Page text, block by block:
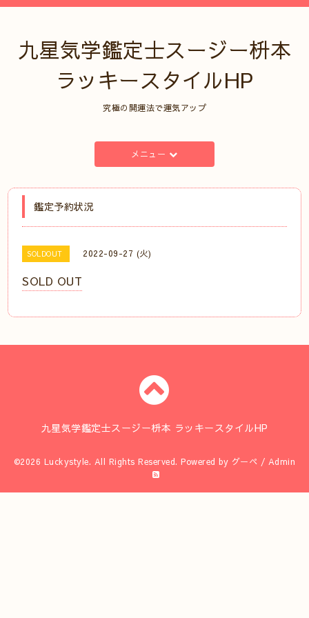
九星気学鑑定士スージー枡本
ラッキースタイルHP
究極の開運法で運気アップ
メニュー
鑑定予約状況
SOLDOUT 2022-09-27 (火)
SOLD OUT
九星気学鑑定士スージー枡本 ラッキースタイルHP
©2026 Luckystyle. All Rights Reserved. Powered by グーペ / Admin